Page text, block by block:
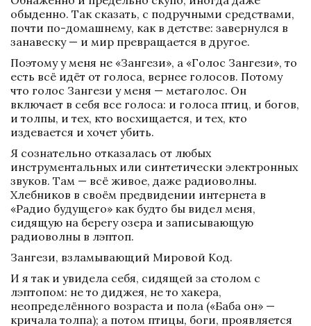
обыденно. Так сказать, с подручными средствами,
почти по-домашнему, как в детстве: завернулся в
занавеску — и мир превращается в другое.
Поэтому у меня не «Зангези», а «Голос Зангези», то
есть всё идёт от голоса, вернее голосов. Потому
что голос Зангези у меня — метаголос. Он
включает в себя все голоса: и голоса птиц, и богов,
и толпы, и тех, кто восхищается, и тех, кто
издевается и хочет убить.
Я сознательно отказалась от любых
инструментальных или синтетически электронных
звуков. Там — всё живое, даже радиоволны.
Хлебников в своём предвидении интернета в
«Радио будущего» как будто бы видел меня,
сидящую на берегу озера и записывающую
радиоволны в лэптоп.
Зангези, взламывающий Мировой Код.
И я так и увидела себя, сидящей за столом с
лэптопом: не то диджея, не то хакера,
неопределённого возраста и пола («Баба он» —
кричала толпа); а потом птицы, боги, проявляется